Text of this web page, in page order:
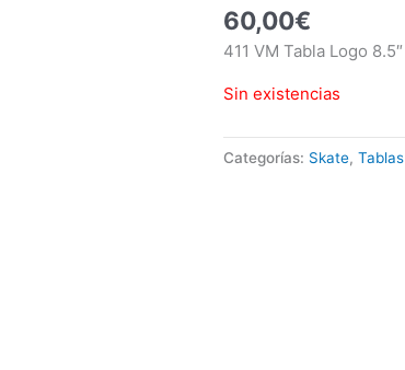
60,00€
411 VM Tabla Logo 8.5″
Sin existencias
Categorías: Skate, Tablas